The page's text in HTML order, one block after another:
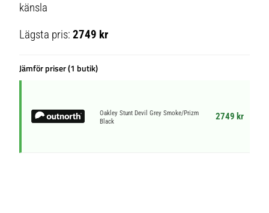
känsla
Lägsta pris:2749 kr
Jämför priser (1 butik)
Oakley Stunt Devil Grey Smoke/Prizm
Black
2749 kr